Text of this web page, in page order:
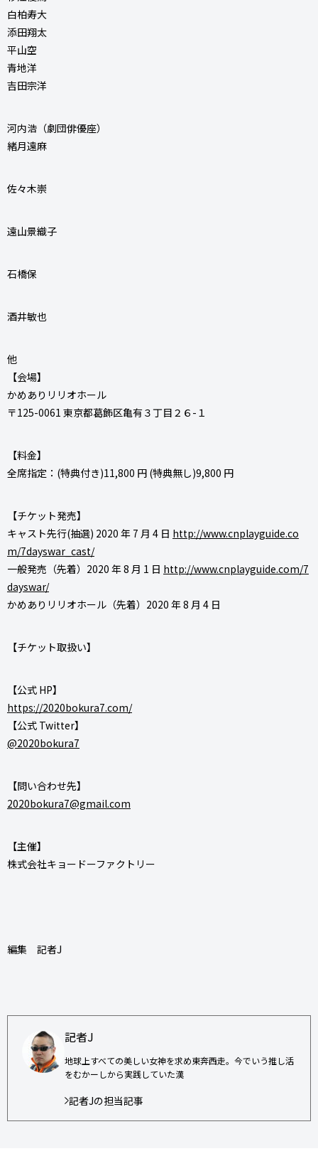
白柏寿大
添田翔太
平山空
青地洋
吉田宗洋
河内浩（劇団俳優座）
緒月遠麻
佐々木崇
遠山景織子
石橋保
酒井敏也
他
【会場】
かめありリリオホール
〒125-0061 東京都葛飾区亀有３丁目２６-１
【料金】
全席指定：(特典付き)11,800 円 (特典無し)9,800 円
【チケット発売】
キャスト先行(抽選) 2020 年 7 月 4 日 http://www.cnplayguide.co
m/7dayswar_cast/
一般発売（先着）2020 年 8 月 1 日 http://www.cnplayguide.com/7
dayswar/
かめありリリオホール（先着）2020 年 8 月 4 日
【チケット取扱い】
【公式 HP】
https://2020bokura7.com/
【公式 Twitter】
@2020bokura7
【問い合わせ先】
2020bokura7@gmail.com
【主催】
株式会社キョードーファクトリー
編集 記者J
記者J
地球上すべての美しい女神を求め東奔西走。今でいう推し活
をむかーしから実践していた漢
記者Jの担当記事